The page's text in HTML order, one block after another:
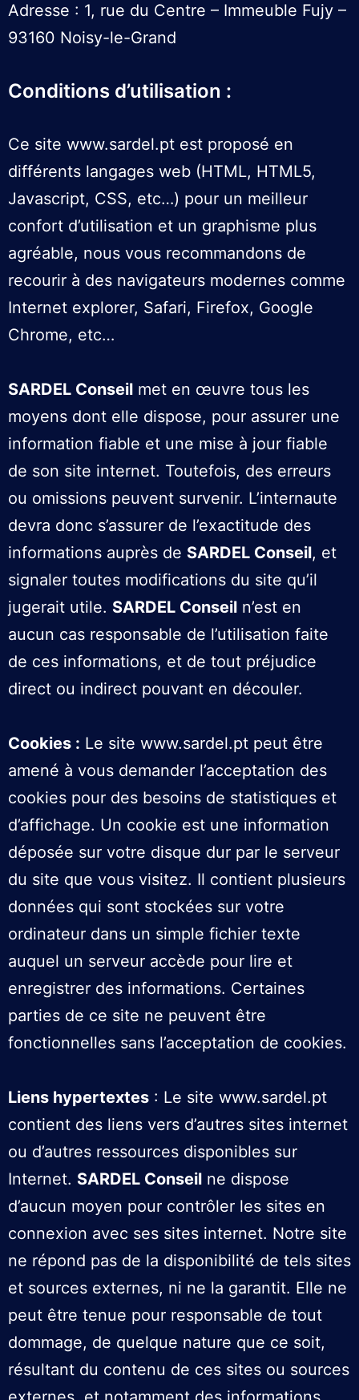
Adresse : 1, rue du Centre – Immeuble Fujy –
93160 Noisy-le-Grand
Conditions d’utilisation :
Ce site www.sardel.pt est proposé en
différents langages web (HTML, HTML5,
Javascript, CSS, etc…) pour un meilleur
confort d’utilisation et un graphisme plus
agréable, nous vous recommandons de
recourir à des navigateurs modernes comme
Internet explorer, Safari, Firefox, Google
Chrome, etc…
SARDEL Conseil met en œuvre tous les
moyens dont elle dispose, pour assurer une
information fiable et une mise à jour fiable
de son site internet. Toutefois, des erreurs
ou omissions peuvent survenir. L’internaute
devra donc s’assurer de l’exactitude des
informations auprès de SARDEL Conseil, et
signaler toutes modifications du site qu’il
jugerait utile. SARDEL Conseil n’est en
aucun cas responsable de l’utilisation faite
de ces informations, et de tout préjudice
direct ou indirect pouvant en découler.
Cookies : Le site www.sardel.pt peut être
amené à vous demander l’acceptation des
cookies pour des besoins de statistiques et
d’affichage. Un cookie est une information
déposée sur votre disque dur par le serveur
du site que vous visitez. Il contient plusieurs
données qui sont stockées sur votre
ordinateur dans un simple fichier texte
auquel un serveur accède pour lire et
enregistrer des informations. Certaines
parties de ce site ne peuvent être
fonctionnelles sans l’acceptation de cookies.
Liens hypertextes : Le site www.sardel.pt
contient des liens vers d’autres sites internet
ou d’autres ressources disponibles sur
Internet. SARDEL Conseil ne dispose
d’aucun moyen pour contrôler les sites en
connexion avec ses sites internet. Notre site
ne répond pas de la disponibilité de tels sites
et sources externes, ni ne la garantit. Elle ne
peut être tenue pour responsable de tout
dommage, de quelque nature que ce soit,
résultant du contenu de ces sites ou sources